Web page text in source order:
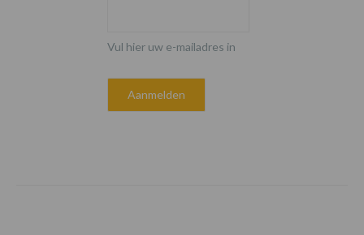
Vul hier uw e-mailadres in